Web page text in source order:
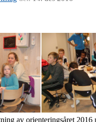
av orienteringsåret 2016